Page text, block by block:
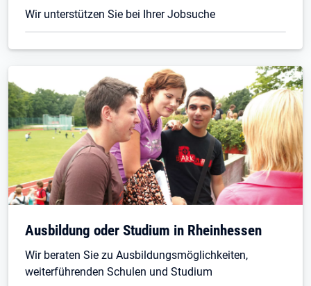
Wir unterstützen Sie bei Ihrer Jobsuche
Ausbildung oder Studium in Rheinhessen
Wir beraten Sie zu Ausbildungsmöglichkeiten,
weiterführenden Schulen und Studium